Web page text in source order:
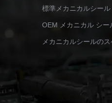
標準メカニカルシール
OEM メカニカル シー
メカニカルシールの